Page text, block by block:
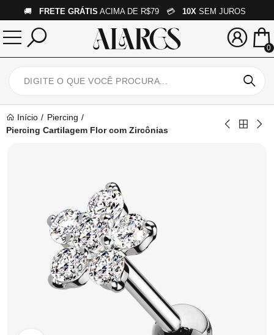
🚚 FRETE GRÁTIS ACIMA DE R$79 💳 10X SEM JUROS
0
Início
Piercing
Piercing Cartilagem Flor com Zircônias